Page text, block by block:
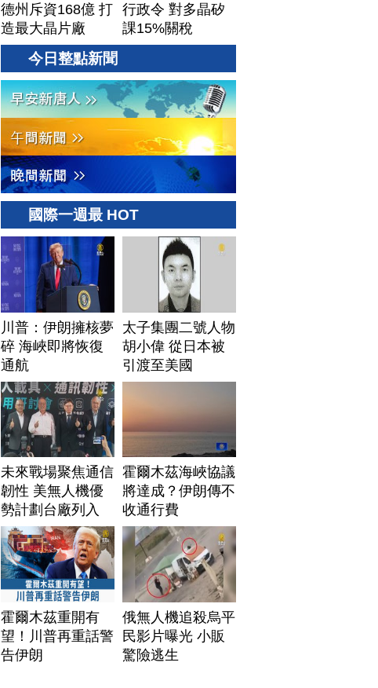
德州斥資168億 打
造最大晶片廠
Terafab
行政令 對多晶矽
課15%關稅
今日整點新聞
國際一週最 HOT
川普：伊朗擁核夢
碎 海峽即將恢復
通航
太子集團二號人物
胡小偉 從日本被
引渡至美國
未來戰場聚焦通信
韌性 美無人機優
勢計劃台廠列入
霍爾木茲海峽協議
將達成？伊朗傳不
收通行費
霍爾木茲重開有
望！川普再重話警
告伊朗
俄無人機追殺烏平
民影片曝光 小販
驚險逃生